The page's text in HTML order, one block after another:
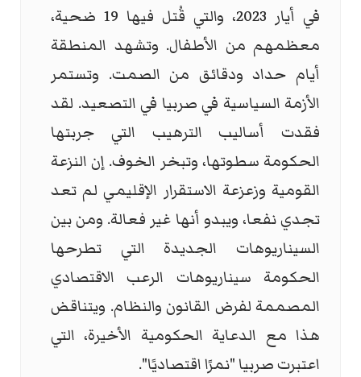
في أيار 2023، والتي قُتل فيها 19 ضحية،
معظمهم من الأطفال. وتشهد المنطقة
أيام حداد ودقائق من الصمت. وتستمر
الأزمة السياسية في صربيا في التصعيد. لقد
فقدت أساليب الترهيب التي جربتها
الحكومة سطوتها، وتبخر الخوف. إن النزعة
القومية وزعزعة الاستقرار الإقليمي لم تعد
تجدي نفعا، ويبدو أنها غير فعالة. ومن بين
السيناريوهات الجديدة التي تطرحها
الحكومة سيناريوهات الرعب الاقتصادي
المصممة لفرض القانون والنظام. ويتناقض
هذا مع الدعاية الحكومية الأخيرة، التي
اعتبرت صربيا "نمرًا اقتصاديًا".